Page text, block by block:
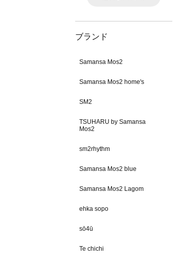
ブランド
Samansa Mos2
Samansa Mos2 home's
SM2
TSUHARU by Samansa
Mos2
sm2rhythm
Samansa Mos2 blue
Samansa Mos2 Lagom
ehka sopo
sō4ū
Te chichi